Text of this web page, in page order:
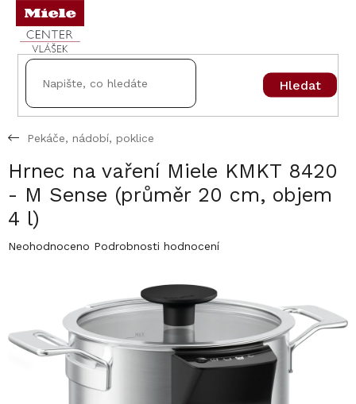
Přejít
obsah
Hledat
Pekáče, nádobí, poklice
Hrnec na vaření Miele KMKT 8420
- M Sense (průměr 20 cm, objem
4 l)
Průměrné
5
hvězdiček.
Neohodnoceno Podrobnosti hodnocení